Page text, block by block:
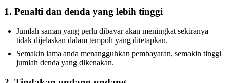
1. Penalti dan denda yang lebih tinggi
Jumlah saman yang perlu dibayar akan meningkat sekiranya
tidak dijelaskan dalam tempoh yang ditetapkan.
Semakin lama anda menangguhkan pembayaran, semakin tinggi
jumlah denda yang dikenakan.